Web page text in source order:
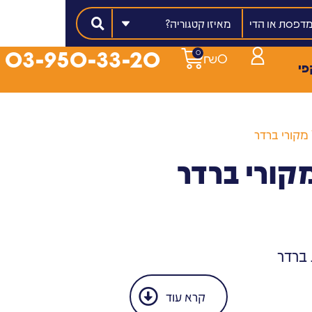
מאיזו קטגוריה?
₪0
0
03-950-33-20
ברדר
קרא עוד